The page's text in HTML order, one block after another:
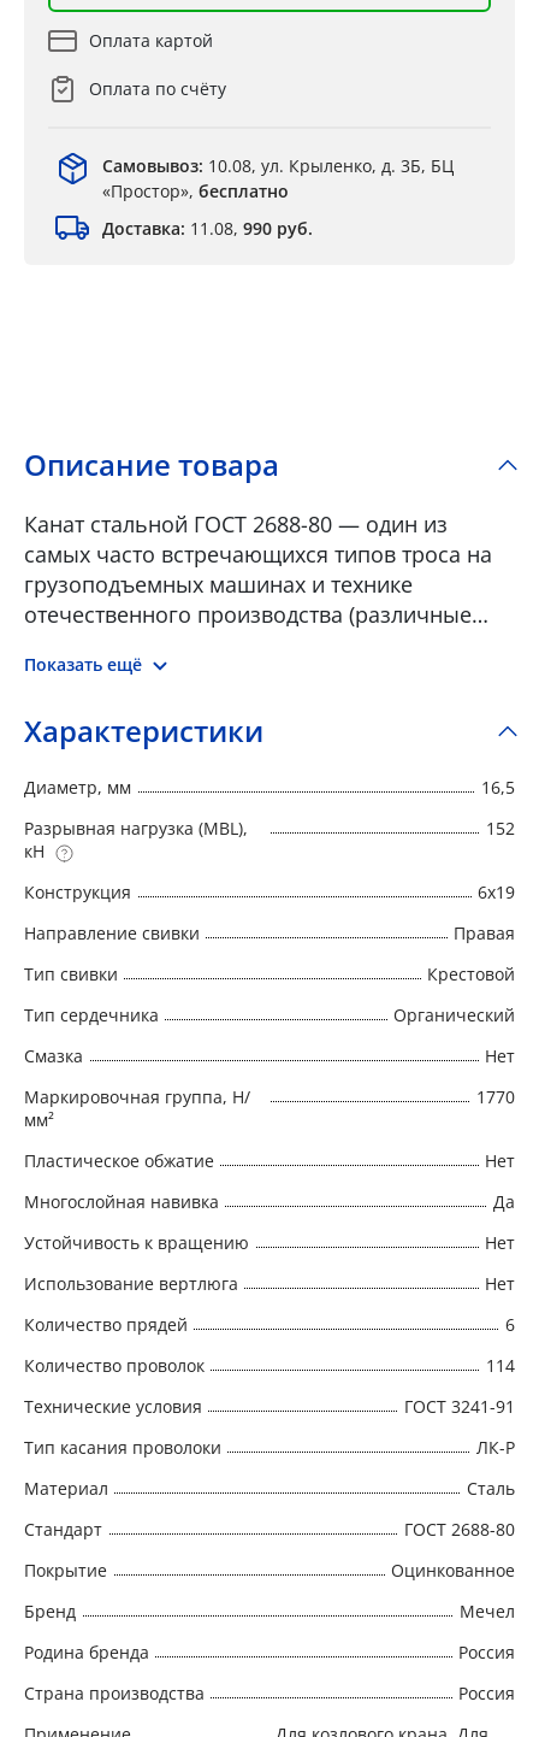
Оплата картой
Оплата по счёту
Самовывоз: 10.08, ул. Крыленко, д. 3Б, БЦ
«Простор», бесплатно
Доставка: 11.08, 990 руб.
Описание товара
Канат стальной ГОСТ 2688-80 — один из
самых часто встречающихся типов троса на
грузоподъемных машинах и технике
отечественного производства (различные
барабанные лебедки, шахтные подъемники,
Большое распространение на рынке
обусловлено их относительно низкой
стоимостью, широким спектром применения
и универсальностью конструкции
Показать ещё
Характеристики
Диаметр, мм
16,5
Разрывная нагрузка (MBL),
кН
152
Конструкция
6x19
Направление свивки
Правая
Тип свивки
Крестовой
Тип сердечника
Органический
Смазка
Нет
Маркировочная группа, Н/
мм²
1770
Пластическое обжатие
Нет
Многослойная навивка
Да
Устойчивость к вращению
Нет
Использование вертлюга
Нет
Количество прядей
6
Количество проволок
114
Технические условия
ГОСТ 3241-91
Тип касания проволоки
ЛК-Р
Материал
Сталь
Стандарт
ГОСТ 2688-80
Покрытие
Оцинкованное
Бренд
Мечел
Родина бренда
Россия
Страна производства
Россия